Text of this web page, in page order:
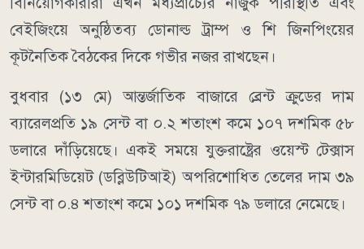
বেইজিংয়ে অনুষ্ঠিতব্য ডোনাল্ড ট্রাম্প ও শি জিনপিংয়ের
কূটনৈতিক বৈঠকের দিকে গভীর নজর রাখছেন।
বুধবার (১৩ মে) আন্তর্জাতিক বাজারে ব্রেন্ট ক্রুডের দাম
ব্যারেলপ্রতি ১৯ সেন্ট বা ০.২ শতাংশ কমে ১০৭ দশমিক ৫৮
ডলারে দাঁড়িয়েছে। একই সময়ে যুক্তরাষ্ট্রের ওয়েস্ট টেক্সাস
ইন্টারমিডিয়েট (ডব্লিউটিআই) অপরিশোধিত তেলের দাম ৩৯
সেন্ট বা ০.৪ শতাংশ কমে ১০১ দশমিক ৭৯ ডলারে নেমেছে।